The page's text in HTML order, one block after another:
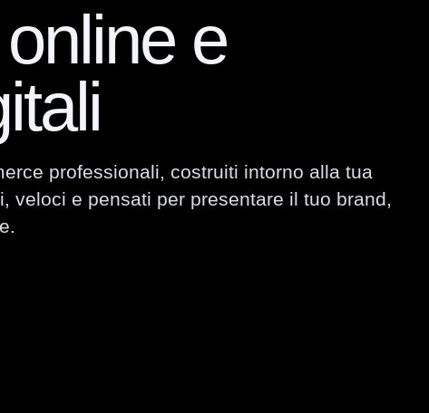
e
professionali, costruiti intorno alla tua
veloci e pensati per presentare il tuo brand,